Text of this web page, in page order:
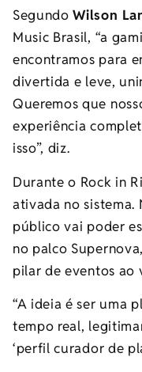
SegundoWilson
Music Brasil, “a
encontramos para
divertida e leve,
Queremos que
experiência
isso”, diz.
Durante o Rock in
ativada no sistema.
público vai poder
no palco
pilar de eventos ao
“A ideia é ser uma
tempo real,
‘perfil curador de